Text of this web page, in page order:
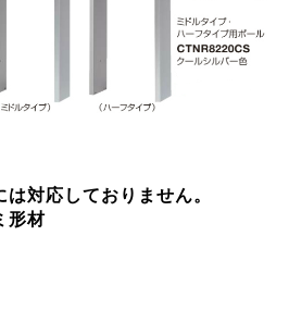
対応しておりません。
形材